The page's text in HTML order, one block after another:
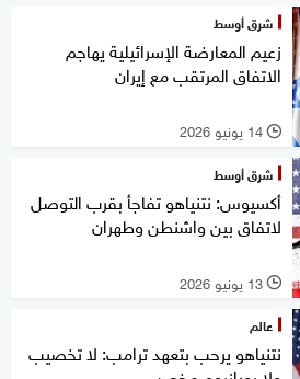
شرق أوسط
زعيم المعارضة الإسرائيلية يهاجم
الاتفاق المرتقب مع إيران
l 14 يونيو 2026
شرق أوسط
أكسيوس: نتنياهو تفاجأ بقرب التوصل
لاتفاق بين واشنطن وطهران
l 13 يونيو 2026
عالم
نتنياهو يرحب بتعهد ترامب: لا تخصيب